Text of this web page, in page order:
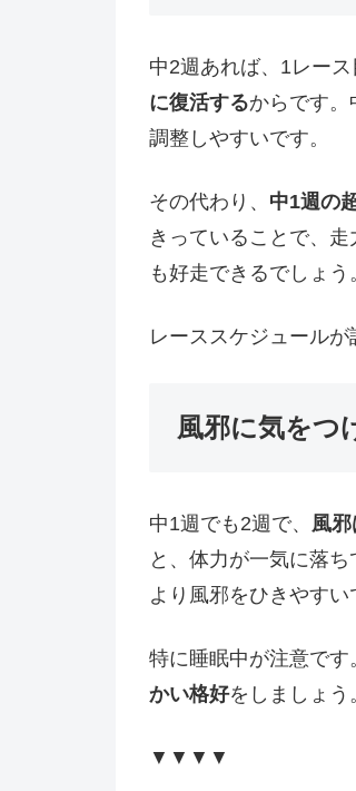
中2週あれば、1レー
に復活するからです。
調整しやすいです。
その代わり、 中1週の
きっていることで、
も好走できるでしょう
レーススケジュールが
風邪に気をつ
中1週でも2週で、 風
と、体力が一気に落
より風邪をひきやすい
特に睡眠中が注意です
かい格好をしましょう
▼▼▼▼